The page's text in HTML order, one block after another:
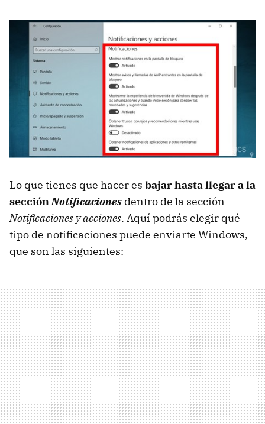
Lo que tienes que hacer es bajar hasta llegar a la
secciónNotificaciones dentro de la sección
Notificaciones y acciones. Aquí podrás elegir qué
tipo de notificaciones puede enviarte Windows,
que son las siguientes: